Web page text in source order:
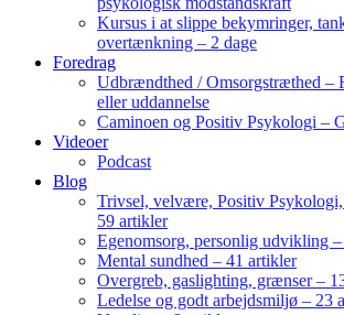
Kursus i at slippe bekymringer,
overtænkning – 2 dage
Foredrag
Udbrændthed / Omsorgstræthed –
eller uddannelse
Caminoen og Positiv Psykologi –
Videoer
Podcast
Blog
Trivsel, velvære, Positiv
59 artikler
Egenomsorg, personlig udvikling
Mental sundhed – 41 artikler
Overgreb, gaslighting, grænser –
Ledelse og godt arbejdsmiljø – 23